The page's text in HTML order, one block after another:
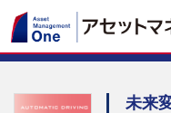
未来